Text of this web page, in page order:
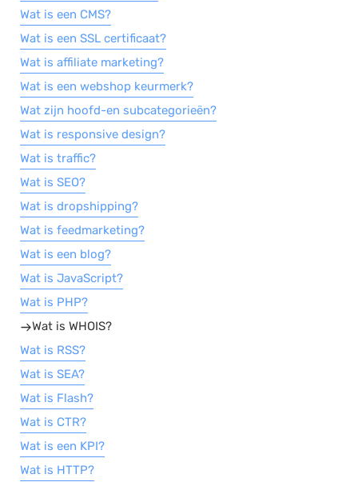
Salarisadministratie
Website
Marketing automation
Support
VoIP
Chat
Helpdesk
Wat is een CMS?
Wat is een SSL certificaat?
Wat is affiliate marketing?
Wat is een webshop keurmerk?
Wat zijn hoofd-en subcategorieën?
Wat is responsive design?
Wat is traffic?
Wat is SEO?
Wat is dropshipping?
Wat is feedmarketing?
Wat is een blog?
Wat is JavaScript?
Wat is PHP?
Wat is WHOIS?
Wat is RSS?
Wat is SEA?
Wat is Flash?
Wat is CTR?
Wat is een KPI?
Wat is HTTP?